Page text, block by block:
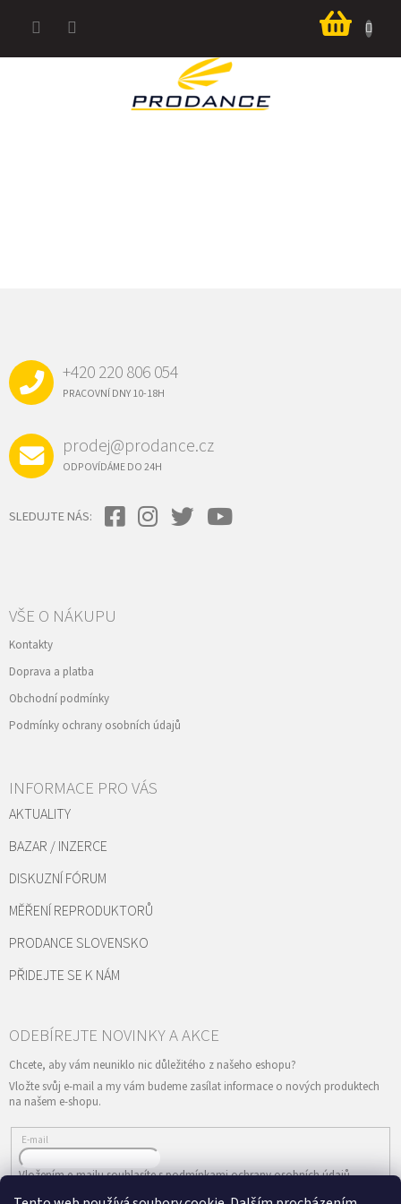
košík
+420 220 806 054
PRACOVNÍ DNY 10-18H
prodej@prodance.cz
ODPOVÍDÁME DO 24H
SLEDUJTE NÁS:
VŠE O NÁKUPU
Kontakty
Doprava a platba
Obchodní podmínky
Podmínky ochrany osobních údajů
INFORMACE PRO VÁS
AKTUALITY
BAZAR / INZERCE
DISKUZNÍ FÓRUM
MĚŘENÍ REPRODUKTORŮ
PRODANCE SLOVENSKO
PŘIDEJTE SE K NÁM
Vložte svůj e-mail a my vám budeme zasílat informace o nových produktech
na našem e-shopu.
E-mail
Vložením e-mailu souhlasíte spodmínkami ochrany osobních údajů